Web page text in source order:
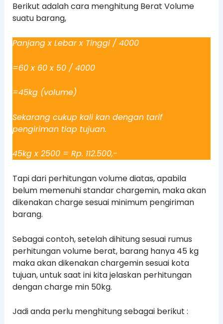
Berikut adalah cara menghitung Berat Volume
suatu barang,
Panjang x Lebar x Tinggi / 4000
=60 x 60 x 50 / 4000
=45kg (volume)
Sekarang cukup kali kan dengan tarif
pengiriman tiap tujuan.
45kg x 2500 = Rp. 112.500,-
Tapi dari perhitungan volume diatas, apabila
belum memenuhi standar chargemin, maka akan
dikenakan charge sesuai minimum pengiriman
barang.
Sebagai contoh, setelah dihitung sesuai rumus
perhitungan volume berat, barang hanya 45 kg
maka akan dikenakan chargemin sesuai kota
tujuan, untuk saat ini kita jelaskan perhitungan
dengan charge min 50kg.
Jadi anda perlu menghitung sebagai berikut :